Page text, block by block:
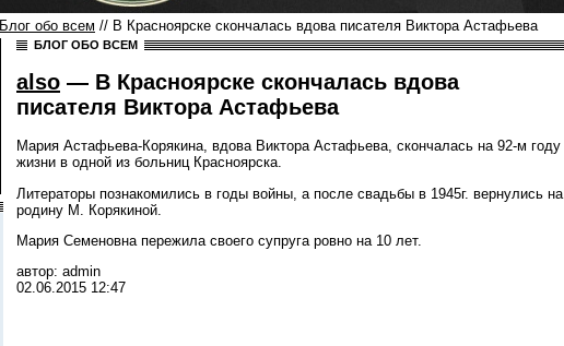
Блог обо всем // В Красноярске скончалась вдова писателя Виктора Астафьева
БЛОГ ОБО ВСЕМ
also — В Красноярске скончалась вдова
писателя Виктора Астафьева
Мария Астафьева-Корякина, вдова Виктора Астафьева, скончалась на 92-м году
жизни в одной из больниц Красноярска.
Литераторы познакомились в годы войны, а после свадьбы в 1945г. вернулись на
родину М. Корякиной.
Мария Семеновна пережила своего супруга ровно на 10 лет.
автор: admin
02.06.2015 12:47